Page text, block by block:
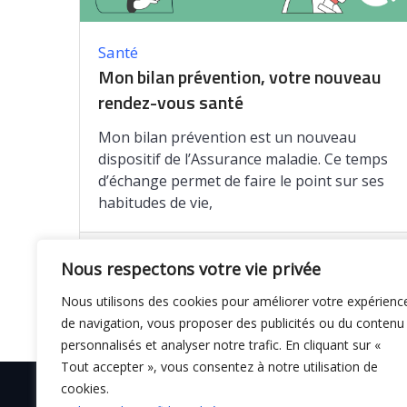
Nous respectons votre vie privée
Nous utilisons des cookies pour améliorer votre
de navigation, vous proposer des publicités ou du contenu
personnalisés et analyser notre trafic. En cliquant sur «
Tout accepter », vous consentez à notre utilisation de
cookies.
Santé
Mon bilan prévention, votre nouveau
rendez-vous santé
Mon bilan prévention est un nouveau
dispositif de l’Assurance maladie. Ce temps
d’échange permet de faire le point sur ses
habitudes de vie,
Enregistrer